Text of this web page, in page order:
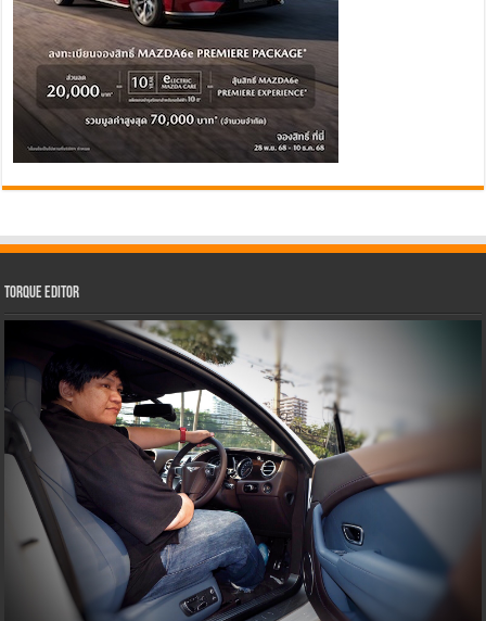
Torque Editor